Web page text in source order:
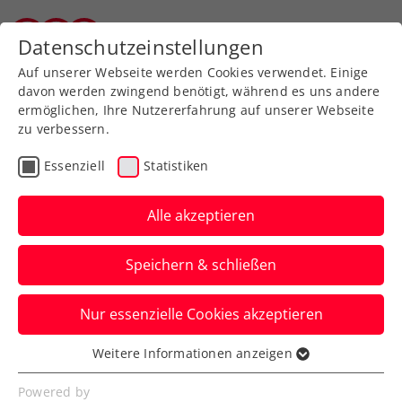
Zurück zur Newsübersicht
Ausbildung
Jürgens beste
Tennistipps – Teil 4: Der
Rückhandslice
ÖTV-Sportdirektor Jürgen Melzer zeigt
euch mit ÖTV-Ausbildungsreferent Harald
Mair die richtige Technik.
Verfasst von: Manuel Wachta, 26.06.2024
Datenschutzeinstellungen
Auf unserer Webseite werden Cookies verwendet. Einige
davon werden zwingend benötigt, während es uns andere
ermöglichen, Ihre Nutzererfahrung auf unserer Webseite
zu verbessern.
Essenziell Statistiken
Alle akzeptieren
Speichern & schließen
Nur essenzielle Cookies akzeptieren
Essenziell
Essenzielle Cookies werden für grundlegende
Weitere Informationen anzeigen
Powered by